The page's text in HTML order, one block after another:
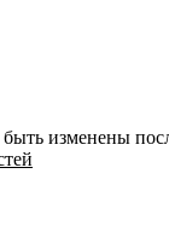
изменены